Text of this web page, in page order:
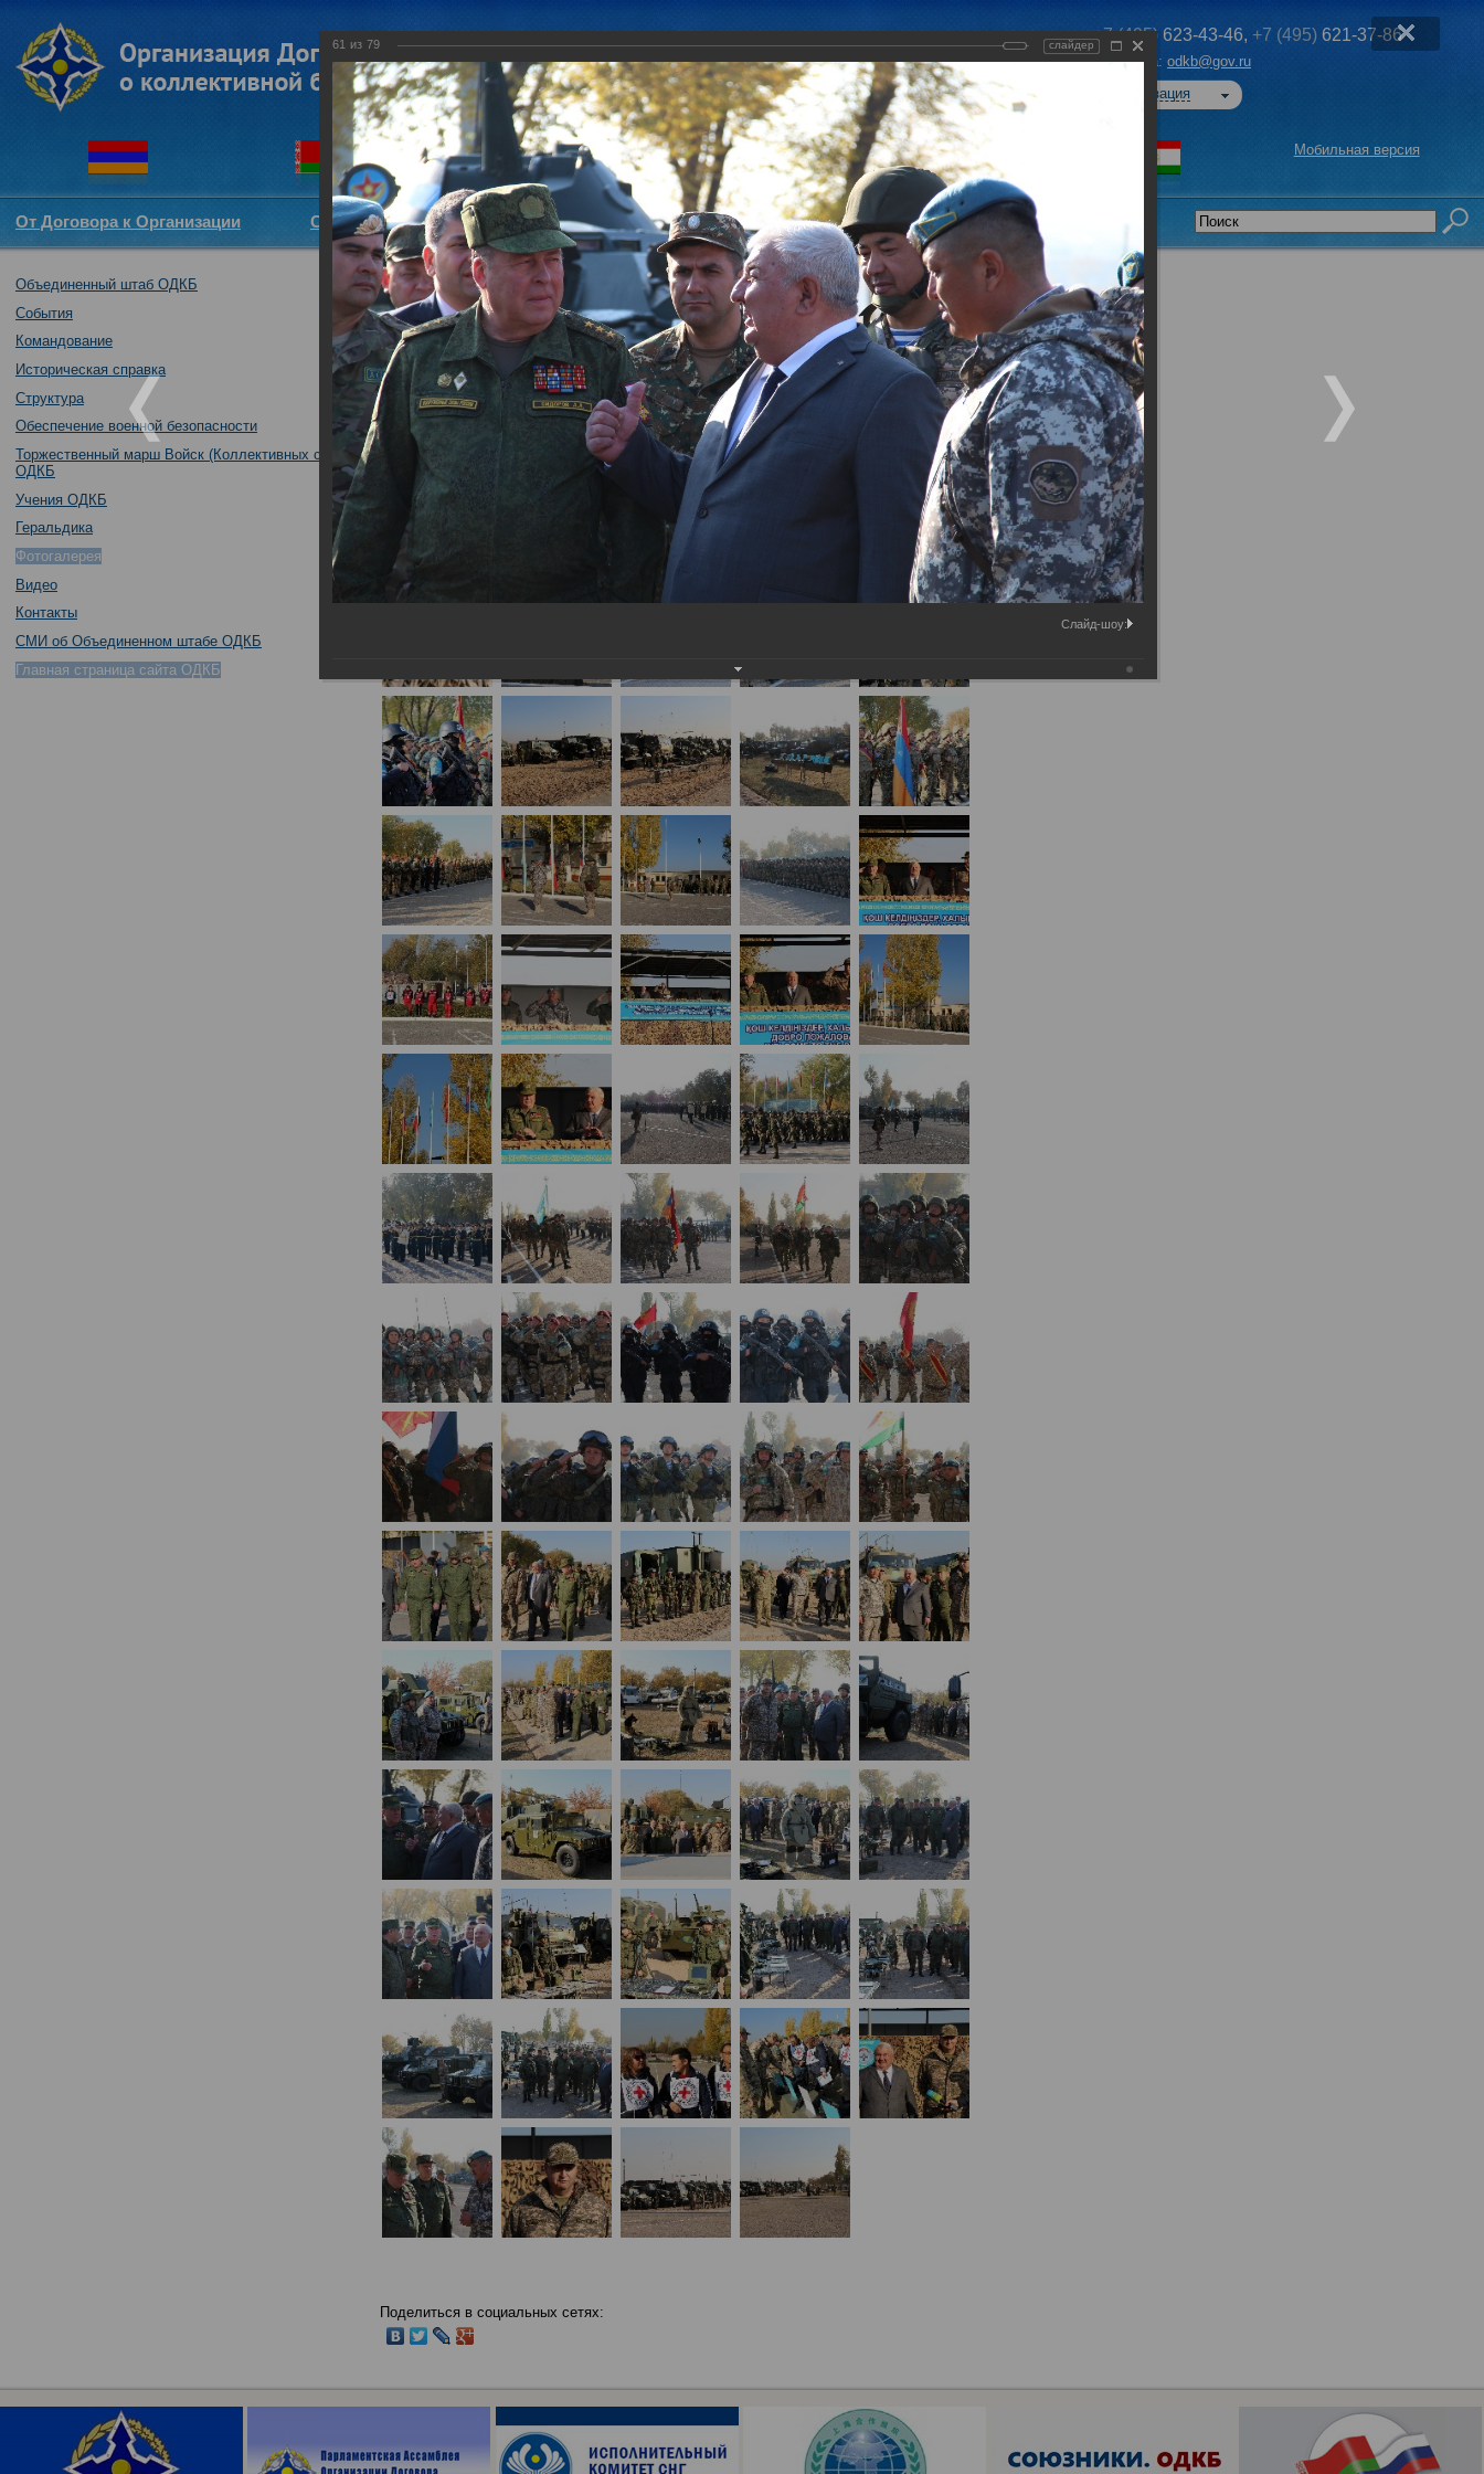
+7 (495) 623-43-46, +7 (495) 621-37-86
Эл. почта: odkb@gov.ru
Авторизация
Мобильная версия
От Договора к Организации Структура ОДКБ Новости Документы Аналитика Приоритеты председательства
Объединенный штаб ОДКБ
События
Командование
Историческая справка
Структура
Обеспечение военной безопасности
Торжественный марш Войск (Коллективных сил)
ОДКБ
Учения ОДКБ
Геральдика
Фотогалерея
Видео
Контакты
СМИ об Объединенном штабе ОДКБ
Главная страница сайта ОДКБ
Открытие совместного учения «Нерушимое братство-2017»
16.10.2017
Поделиться в социальных сетях:
61 из 79 слайдер
Слайд-шоу: